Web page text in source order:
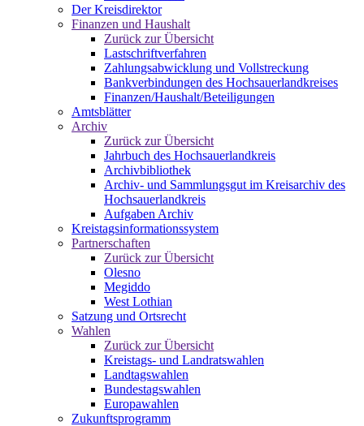
Der Kreisdirektor
Finanzen und Haushalt
Zurück zur Übersicht
Lastschriftverfahren
Zahlungsabwicklung und Vollstreckung
Bankverbindungen des Hochsauerlandkreises
Finanzen/Haushalt/Beteiligungen
Amtsblätter
Archiv
Zurück zur Übersicht
Jahrbuch des Hochsauerlandkreis
Archivbibliothek
Archiv- und Sammlungsgut im Kreisarchiv des
Hochsauerlandkreis
Aufgaben Archiv
Kreistagsinformationssystem
Partnerschaften
Zurück zur Übersicht
Olesno
Megiddo
West Lothian
Satzung und Ortsrecht
Wahlen
Zurück zur Übersicht
Kreistags- und Landratswahlen
Landtagswahlen
Bundestagswahlen
Europawahlen
Zukunftsprogramm